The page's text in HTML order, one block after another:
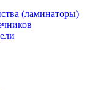
(ламинаторы)